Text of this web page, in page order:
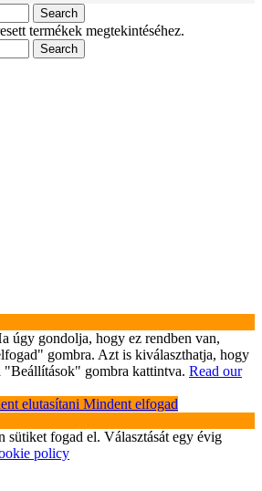
Search
termékek megtekintéséhez.
Search
úgy gondolja, hogy ez rendben van,
gombra. Azt is kiválaszthatja, hogy
"Beállítások" gombra kattintva. Read our
elutasítani Mindent elfogad
sütiket fogad el. Választását egy évig
policy